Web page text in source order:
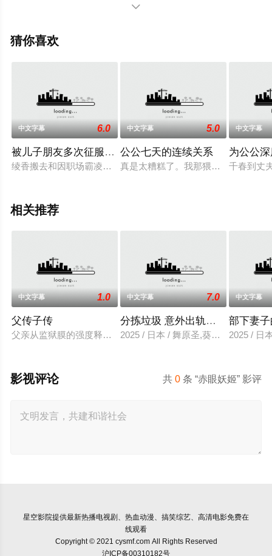
手机免费观看高清无删减完整版电影就上星空影视，更多
解。

猜你喜欢
中文字幕 6.0
被儿子朋友多次征服的人妻
绫香搬去和因职场霸凌而辞职的儿子和也同住。在那里，她结
中文字幕 5.0
公公七天的连续关系
真是太糟糕了。我那猥琐的公公竟
中文字幕
为公公
千春到丈
相关推荐
中文字幕 1.0
父传子传
父亲从监狱膜的强度释放，并在六年内回国包含的故事单独
中文字幕 7.0
分拣垃圾 意外出轨性爱
2025 / 日本 / 舞原圣,葵悠太
中文字幕
部下妻
2025 / 日
共0 条 “赤眼妖姬” 影评
影视评论
星空影院提供最新热播电视剧、热血动漫、搞笑综艺、高清电影免费在
线观看
Copyright © 2021 cysmf.com All Rights Reserved
沪ICP备00310182号